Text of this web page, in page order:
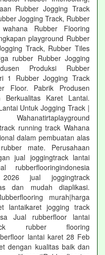
Rubber Jogging Track
Jogging Track, Rubber
Rubber Flooring
playground Rubber
Track, Rubber Tiles
rubber Rubber Jogging
Produksi Rubber
1 Rubber Jogging Track
Floor. Pabrik Produsen
Karet Lantai.
Untuk Jogging Track |
running track Wahana
dalam pembuatan alas
mate. Perusahaan
jual joggingtrack lantai
rubberflooringindonesia
jual joggingtrack
dan mudah diaplikasi.
murah|harga
lantaikaret jogging track
Jual rubberfloor lantai
rubber flooring
lantai karet 28 Feb
dengan kualitas baik dan